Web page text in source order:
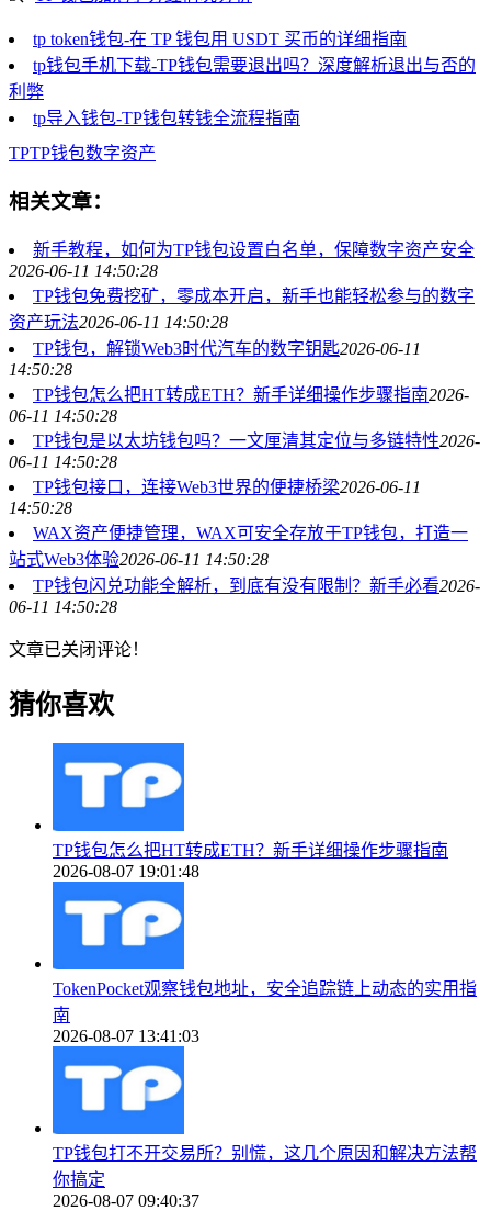
tp token钱包-在 TP 钱包用 USDT 买币的详细指南
tp钱包手机下载-TP钱包需要退出吗？深度解析退出与否的
利弊
tp导入钱包-TP钱包转钱全流程指南
TPTP钱包数字资产
相关文章：
新手教程，如何为TP钱包设置白名单，保障数字资产安全
2026-06-11 14:50:28
TP钱包免费挖矿，零成本开启，新手也能轻松参与的数字
资产玩法2026-06-11 14:50:28
TP钱包，解锁Web3时代汽车的数字钥匙2026-06-11
14:50:28
TP钱包怎么把HT转成ETH？新手详细操作步骤指南2026-
06-11 14:50:28
TP钱包是以太坊钱包吗？一文厘清其定位与多链特性2026-
06-11 14:50:28
TP钱包接口，连接Web3世界的便捷桥梁2026-06-11
14:50:28
WAX资产便捷管理，WAX可安全存放于TP钱包，打造一
站式Web3体验2026-06-11 14:50:28
TP钱包闪兑功能全解析，到底有没有限制？新手必看2026-
06-11 14:50:28
文章已关闭评论！
猜你喜欢
TP钱包怎么把HT转成ETH？新手详细操作步骤指南
2026-08-07 19:01:48
TokenPocket观察钱包地址，安全追踪链上动态的实用指
南
2026-08-07 13:41:03
TP钱包打不开交易所？别慌，这几个原因和解决方法帮
你搞定
2026-08-07 09:40:37